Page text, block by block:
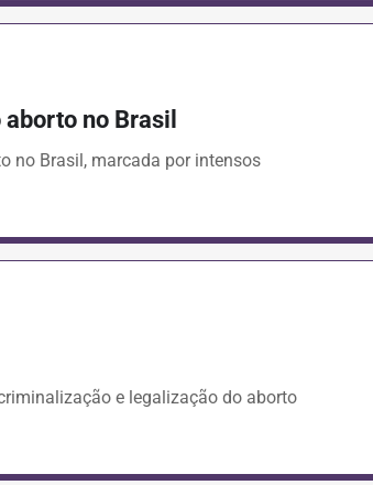
no Brasil
no Brasil, marcada por intensos
e legalização do aborto